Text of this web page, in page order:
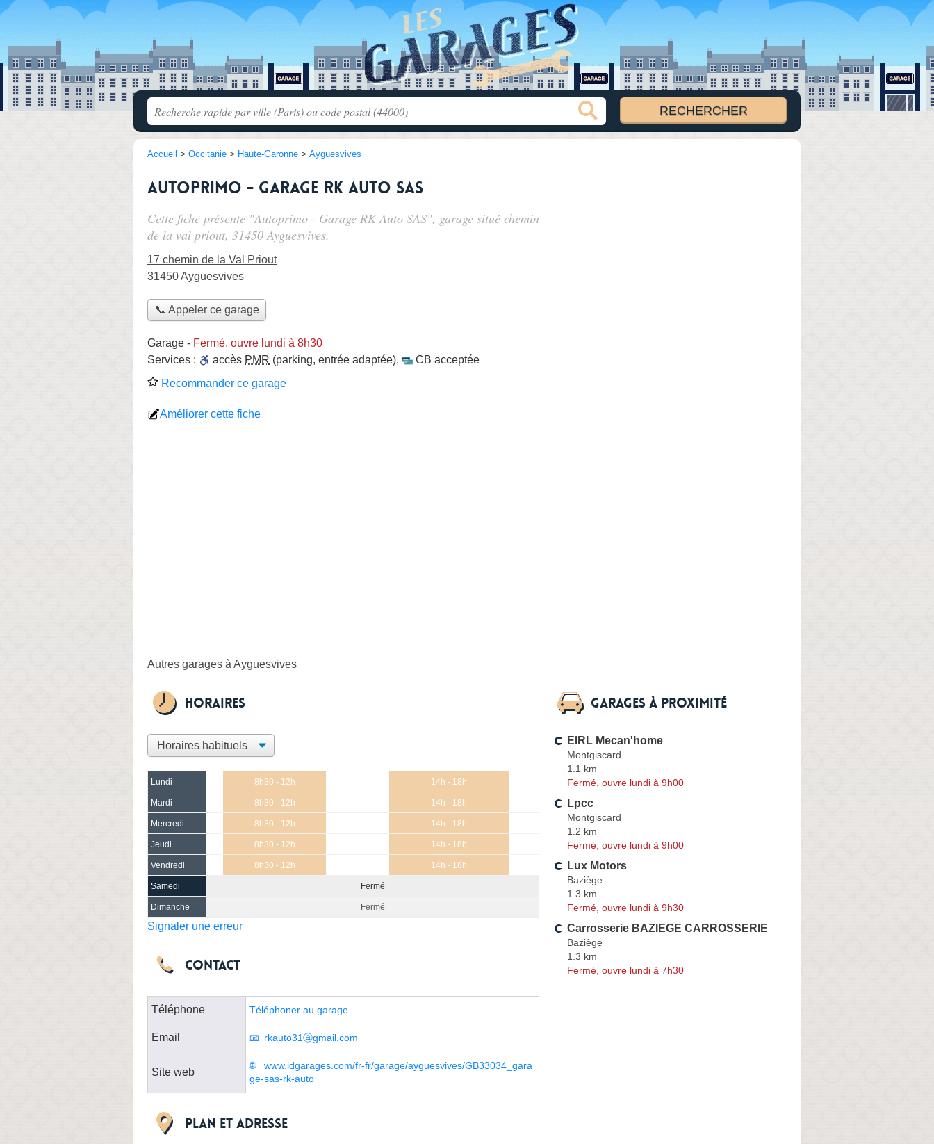
Accueil > Occitanie > Haute-Garonne > Ayguesvives
Autoprimo - Garage RK Auto SAS
Cette fiche présente "Autoprimo - Garage RK Auto SAS", garage situé chemin
de la val priout, 31450 Ayguesvives.
17 chemin de la Val Priout
31450 Ayguesvives
📞 Appeler ce garage
Garage - Fermé, ouvre lundi à 8h30
Services :
accès PMR (parking, entrée adaptée),
CB acceptée
Recommander ce garage
Améliorer cette fiche
Autres garages à Ayguesvives
Horaires
Lundi 8h30 - 12h 14h - 18h
Mardi 8h30 - 12h 14h - 18h
Mercredi 8h30 - 12h 14h - 18h
Jeudi 8h30 - 12h 14h - 18h
Vendredi 8h30 - 12h 14h - 18h
Samedi Fermé
Dimanche Fermé
Signaler une erreur
Contact
Téléphone Téléphoner au garage
Email rkauto31ⓐgmail.com
Site web
www.idgarages.com/fr-fr/garage/ayguesvives/GB33034_gara
ge-sas-rk-auto
Plan et adresse
Garages à proximité
EIRL Mecan'home
Montgiscard
1.1 km
Fermé, ouvre lundi à 9h00
Lpcc
Montgiscard
1.2 km
Fermé, ouvre lundi à 9h00
Lux Motors
Baziège
1.3 km
Fermé, ouvre lundi à 9h30
Carrosserie BAZIEGE CARROSSERIE
Baziège
1.3 km
Fermé, ouvre lundi à 7h30